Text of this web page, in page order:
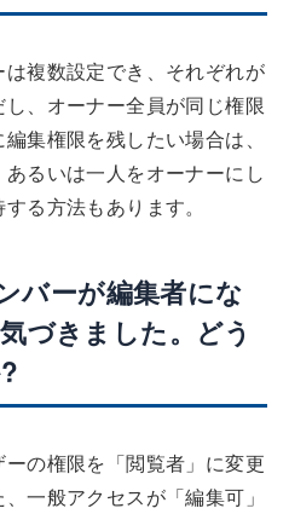
複数設定でき、それぞれが
、オーナー全員が同じ権限
集権限を残したい場合は、
るいは一人をオーナーにし
る方法もあります。
バーが編集者にな
づきました。どう
の権限を「閲覧者」に変更
一般アクセスが「編集可」